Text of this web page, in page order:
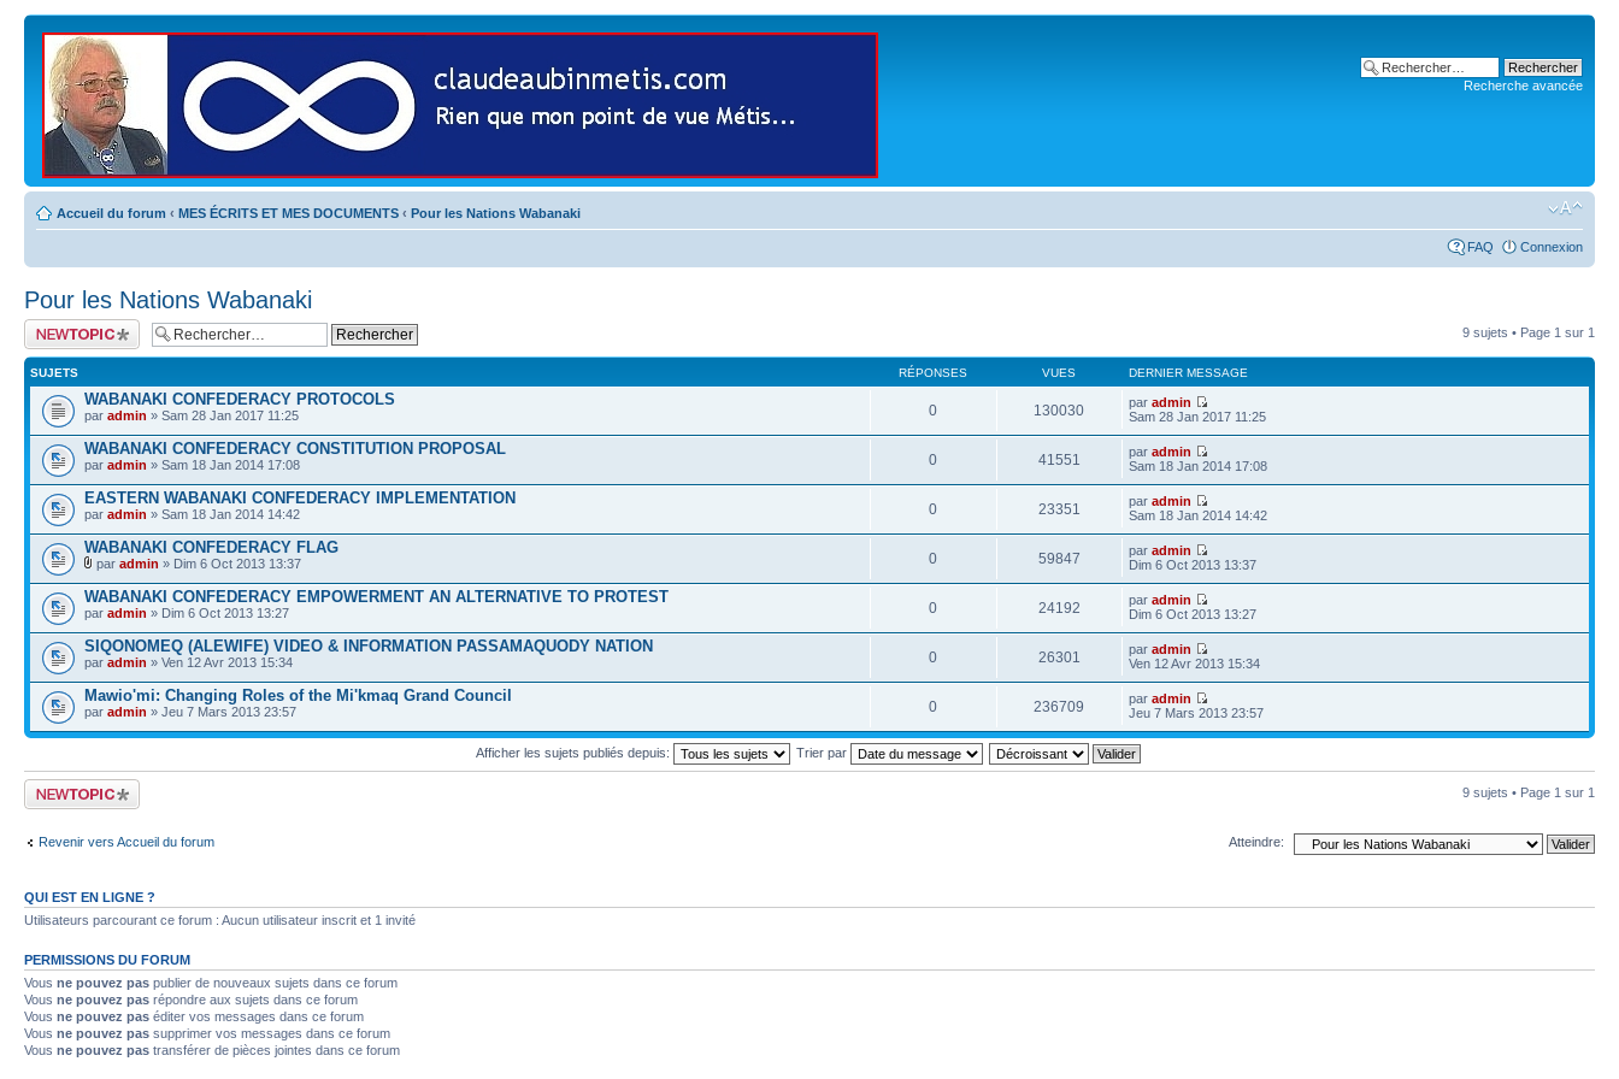
Recherche avancée
Accueil du forum ‹ MES ÉCRITS ET MES DOCUMENTS ‹ Pour les Nations Wabanaki
FAQ Connexion
Pour les Nations Wabanaki
Publier un nouveau
sujet
9 sujets • Page 1 sur 1
SUJETS RÉPONSES VUES DERNIER MESSAGE
WABANAKI CONFEDERACY PROTOCOLS
par admin » Sam 28 Jan 2017 11:25 0 130030 paradmin
Sam 28 Jan 2017 11:25
WABANAKI CONFEDERACY CONSTITUTION PROPOSAL
par admin » Sam 18 Jan 2014 17:08 0 41551 paradmin
Sam 18 Jan 2014 17:08
EASTERN WABANAKI CONFEDERACY IMPLEMENTATION
par admin » Sam 18 Jan 2014 14:42 0 23351 paradmin
Sam 18 Jan 2014 14:42
WABANAKI CONFEDERACY FLAG
par admin » Dim 6 Oct 2013 13:37 0 59847 paradmin
Dim 6 Oct 2013 13:37
WABANAKI CONFEDERACY EMPOWERMENT AN ALTERNATIVE TO PROTEST
par admin » Dim 6 Oct 2013 13:27 0 24192 paradmin
Dim 6 Oct 2013 13:27
SIQONOMEQ (ALEWIFE) VIDEO & INFORMATION PASSAMAQUODY NATION
par admin » Ven 12 Avr 2013 15:34 0 26301 paradmin
Ven 12 Avr 2013 15:34
Mawio'mi: Changing Roles of the Mi'kmaq Grand Council
par admin » Jeu 7 Mars 2013 23:57 0 236709 paradmin
Jeu 7 Mars 2013 23:57
Afficher les sujets publiés depuis: Trier par
Publier un nouveau
sujet
9 sujets • Page 1 sur 1
Revenir vers Accueil du forum Atteindre:
QUI EST EN LIGNE ?
Utilisateurs parcourant ce forum : Aucun utilisateur inscrit et 1 invité
PERMISSIONS DU FORUM
Vous ne pouvez pas publier de nouveaux sujets dans ce forum
Vous ne pouvez pas répondre aux sujets dans ce forum
Vous ne pouvez pas éditer vos messages dans ce forum
Vous ne pouvez pas supprimer vos messages dans ce forum
Vous ne pouvez pas transférer de pièces jointes dans ce forum